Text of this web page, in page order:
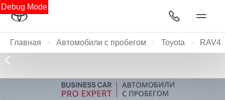
Debug Mode
Главная Автомобили с пробегом Toyota RAV4